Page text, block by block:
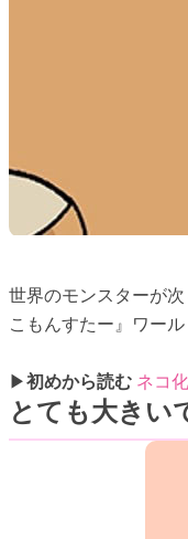
世界のモンスターが
こもんすたー』ワー
▶初めから読む ネコ
とても大きい